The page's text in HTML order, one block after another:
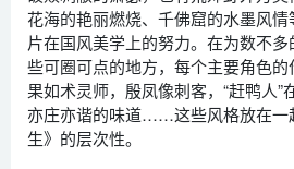
花海的艳丽燃烧、千佛窟的水墨风
片在国风美学上的努力。在为数不
些可圈可点的地方，每个主要角色
果如术灵师，殷凤像刺客，“赶鸭人”
亦庄亦谐的味道……这些风格放在一
生》的层次性。